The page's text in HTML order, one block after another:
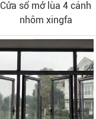
Cửa sổ mở lùa 4 cánh
nhôm xingfa